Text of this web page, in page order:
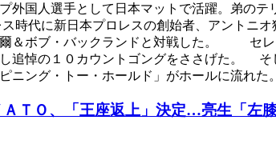
外国人選手として日本マットで活躍。弟の
代に新日本プロレスの創始者、アントニ
＆ボブ・バックランドと対戦した。 セ
追悼の１０カウントゴングをささげた。
ング・トー・ホールド」がホールに流れた。
ＴＯ、「王座返上」決定…亮生「左